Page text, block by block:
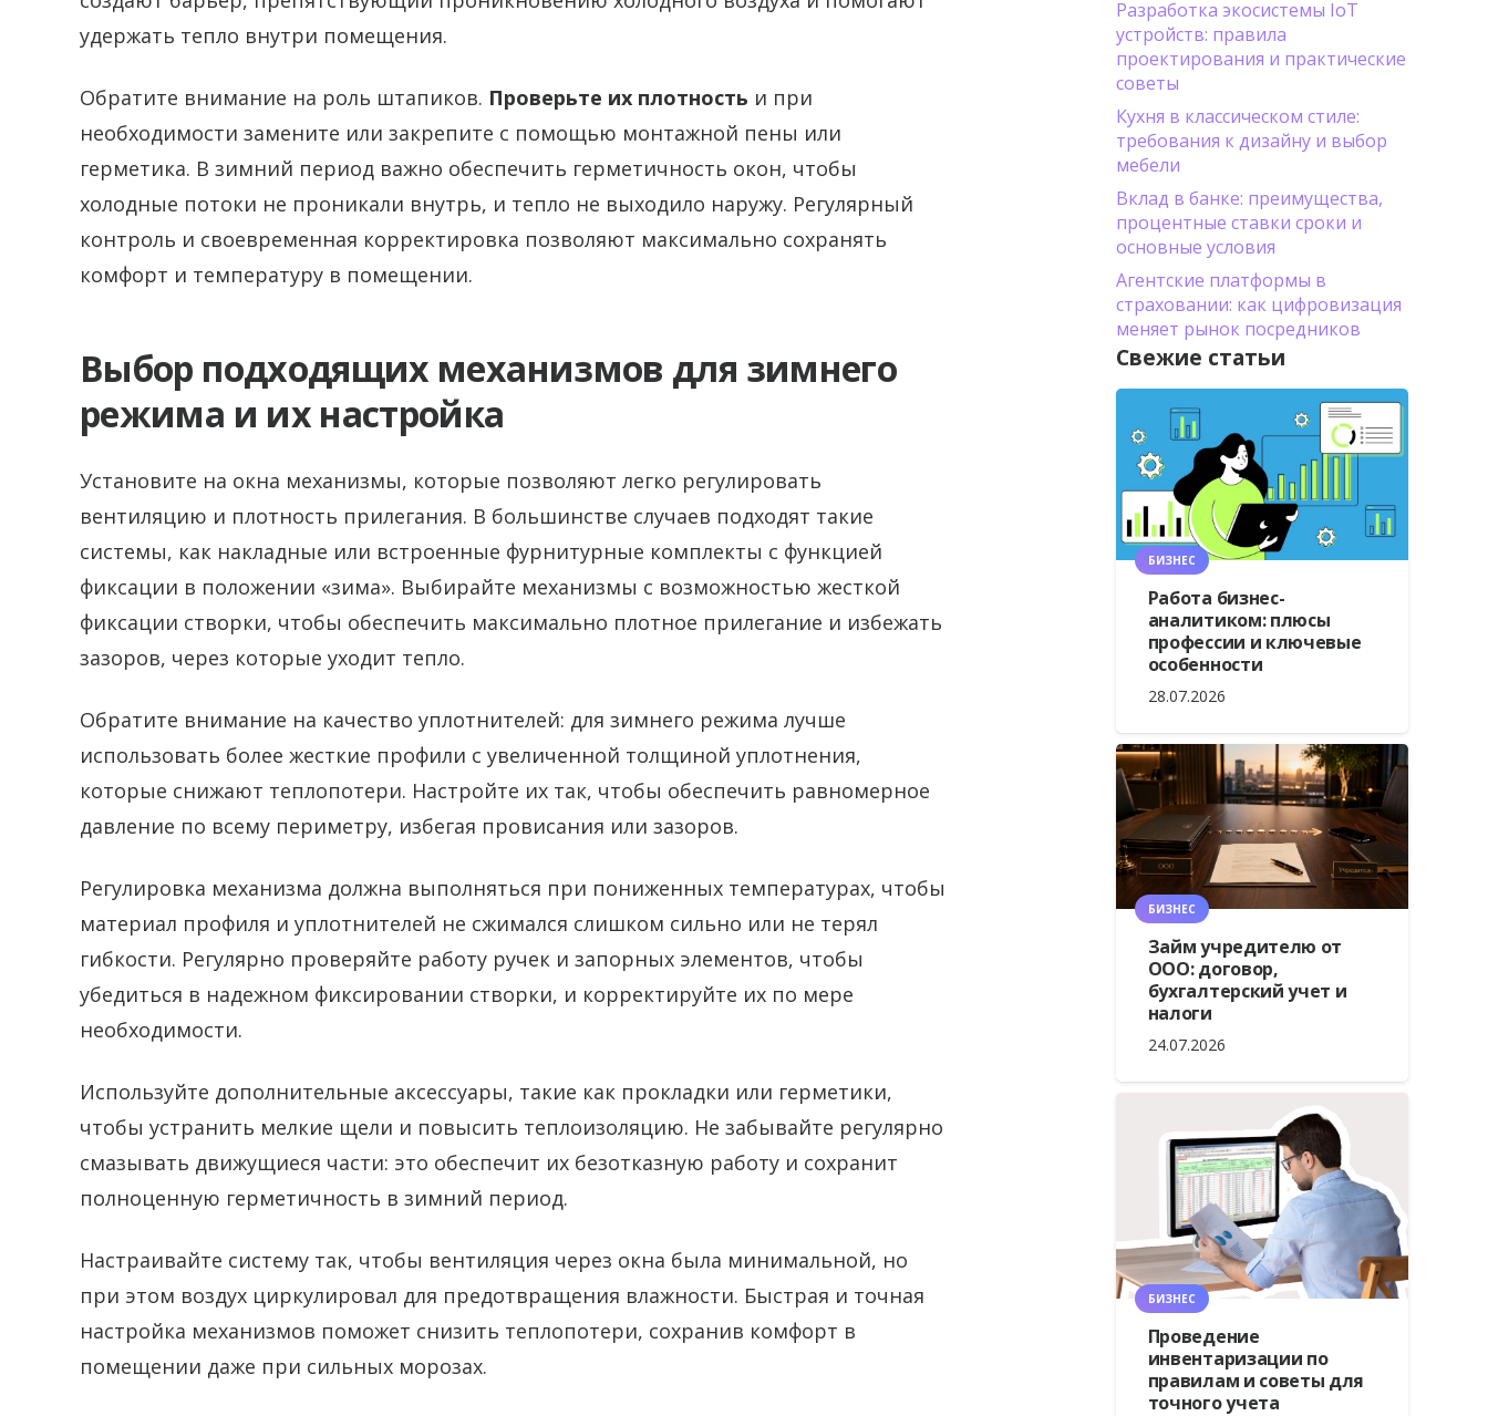
удержать тепло внутри помещения.
Обратите внимание на роль штапиков. Проверьте их плотность и при
необходимости замените или закрепите с помощью монтажной пены или
герметика. В зимний период важно обеспечить герметичность окон, чтобы
холодные потоки не проникали внутрь, и тепло не выходило наружу. Регулярный
контроль и своевременная корректировка позволяют максимально сохранять
комфорт и температуру в помещении.
Выбор подходящих механизмов для зимнего
режима и их настройка
Установите на окна механизмы, которые позволяют легко регулировать
вентиляцию и плотность прилегания. В большинстве случаев подходят такие
системы, как накладные или встроенные фурнитурные комплекты с функцией
фиксации в положении «зима». Выбирайте механизмы с возможностью жесткой
фиксации створки, чтобы обеспечить максимально плотное прилегание и избежать
зазоров, через которые уходит тепло.
Обратите внимание на качество уплотнителей: для зимнего режима лучше
использовать более жесткие профили с увеличенной толщиной уплотнения,
которые снижают теплопотери. Настройте их так, чтобы обеспечить равномерное
давление по всему периметру, избегая провисания или зазоров.
Регулировка механизма должна выполняться при пониженных температурах, чтобы
материал профиля и уплотнителей не сжимался слишком сильно или не терял
гибкости. Регулярно проверяйте работу ручек и запорных элементов, чтобы
убедиться в надежном фиксировании створки, и корректируйте их по мере
необходимости.
Используйте дополнительные аксессуары, такие как прокладки или герметики,
чтобы устранить мелкие щели и повысить теплоизоляцию. Не забывайте регулярно
смазывать движущиеся части: это обеспечит их безотказную работу и сохранит
полноценную герметичность в зимний период.
Настраивайте систему так, чтобы вентиляция через окна была минимальной, но
при этом воздух циркулировал для предотвращения влажности. Быстрая и точная
настройка механизмов поможет снизить теплопотери, сохранив комфорт в
помещении даже при сильных морозах.
Разработка экосистемы IoT
устройств: правила
проектирования и практические
советы
Кухня в классическом стиле:
требования к дизайну и выбор
мебели
Вклад в банке: преимущества,
процентные ставки сроки и
основные условия
Агентские платформы в
страховании: как цифровизация
меняет рынок посредников
Свежие статьи
БИЗНЕС
Работа бизнес-
аналитиком: плюсы
профессии и ключевые
особенности
28.07.2026
БИЗНЕС
Займ учредителю от
ООО: договор,
бухгалтерский учет и
налоги
24.07.2026
БИЗНЕС
Проведение
инвентаризации по
правилам и советы для
точного учета